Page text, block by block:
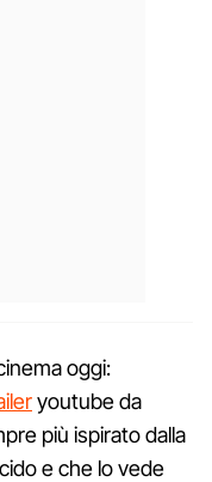
oggi:
youtube da
più ispirato dalla
e che lo vede